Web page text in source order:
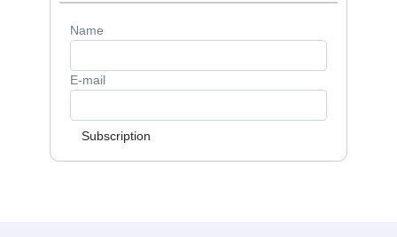
Name
E-mail
Subscription